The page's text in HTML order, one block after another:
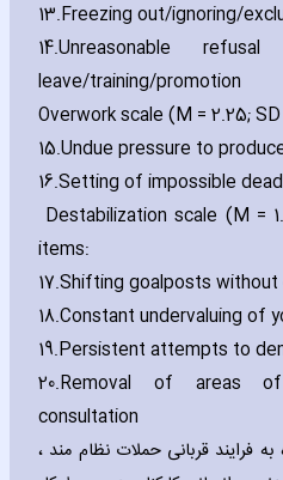
13.Freezing out/ignoring/
14.Unreasonable
leave/training/promotion
Overwork scale (M = 2.25;
15.Undue pressure to
16.Setting of impossible
Destabilization scale (M =
items:
17.Shifting goalposts without
18.Constant undervaluing of
19.Persistent attempts to
20.Removal of areas of
consultation
قربانی حملات نظام مند ،